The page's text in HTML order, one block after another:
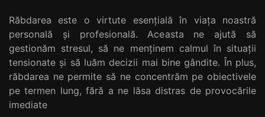
Răbdarea este o virtute esențială în viața noastră
personală și profesională. Aceasta ne ajută să
gestionăm stresul, să ne menținem calmul în situații
tensionate și să luăm decizii mai bine gândite. În plus,
răbdarea ne permite să ne concentrăm pe obiectivele
pe termen lung, fără a ne lăsa distras de provocările
imediate